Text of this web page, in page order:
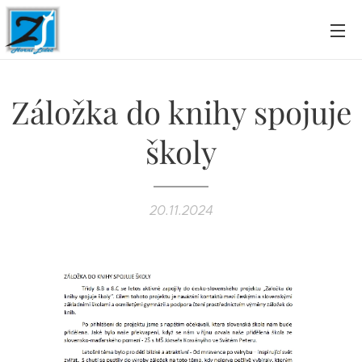
Záložka do knihy spojuje
školy
20.11.2024